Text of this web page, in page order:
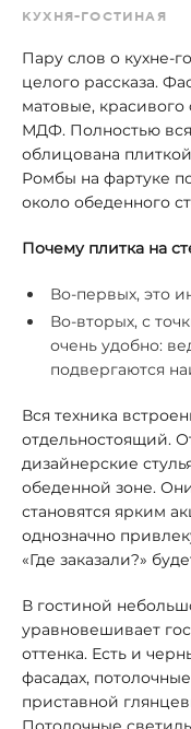
КУХНЯ-ГОСТИНАЯ
Пару слов о кухне-
целого рассказа.
матовые,
МДФ. Полностью вся
облицована
Ромбы на фартуке
около обеденного
Почему плитка на
Во-первых, это
Во-вторых, с
очень удобно:
подвергаются
Вся техника
отдельностоящий.
дизайнерские
обеденной зоне.
становятся ярким
однозначно
«Где заказали?»
В гостиной
уравновешивает
оттенка. Есть и
фасадах,
приставной